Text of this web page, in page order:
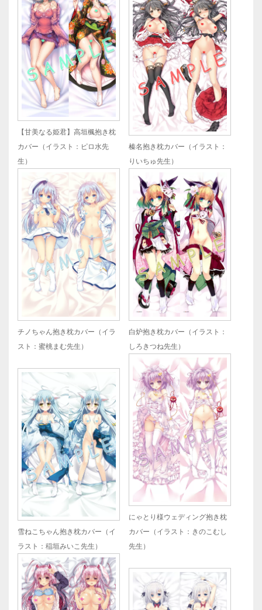
【甘美なる姫君】高垣楓抱き枕
カバー（イラスト：ピロ水先
生）
榛名抱き枕カバー（イラスト：
りいちゅ先生）
チノちゃん抱き枕カバー（イラ
スト：蜜桃まむ先生）
白炉抱き枕カバー（イラスト：
しろきつね先生）
雪ねこちゃん抱き枕カバー（イ
ラスト：稲垣みいこ先生）
にゃとり様ウェディング抱き枕
カバー（イラスト：きのこむし
先生）